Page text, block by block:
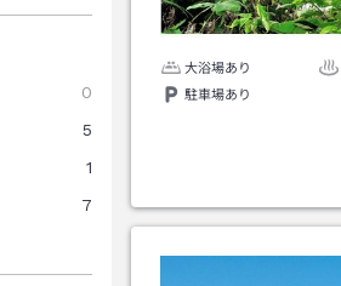
0
5
1
7
大浴場あり
駐車場あり